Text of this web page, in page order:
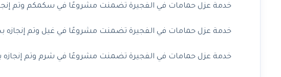
خدمة عزل حمامات في الفجيرة تضمنت مشروعًا في سكمكم وتم
خدمة عزل حمامات في الفجيرة تضمنت مشروعًا في غيل وتم إنجازه
خدمة عزل حمامات في الفجيرة تضمنت مشروعًا في شرم وتم إنجازه